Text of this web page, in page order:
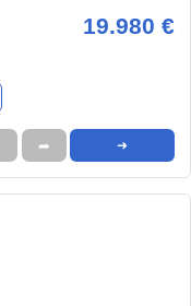
19.980 €
➦ ➜